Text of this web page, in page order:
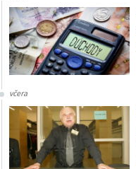
včera